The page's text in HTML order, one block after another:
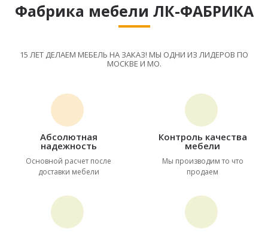
Фабрика мебели ЛК-ФАБРИКА
15 ЛЕТ ДЕЛАЕМ МЕБЕЛЬ НА ЗАКАЗ! МЫ ОДНИ ИЗ ЛИДЕРОВ ПО
МОСКВЕ И МО.
Абсолютная
надежность
Основной расчет после
доставки мебели
Контроль качества
мебели
Мы производим то что
продаем